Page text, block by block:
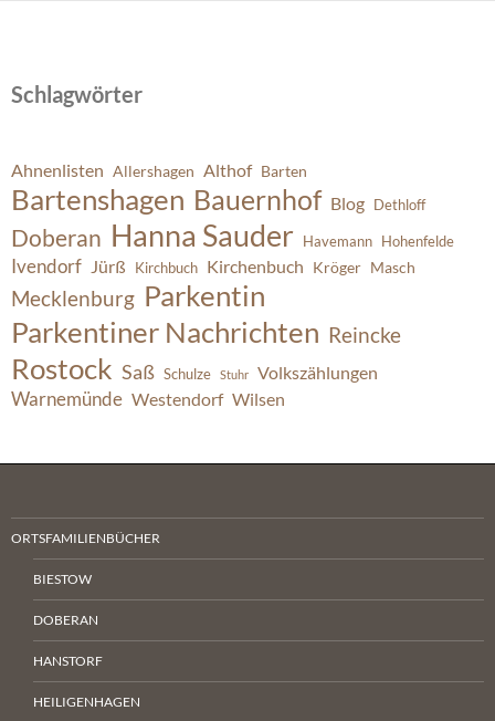
Schlagwörter
Ahnenlisten Allershagen Althof Barten
Bartenshagen Bauernhof Blog Dethloff
Doberan Hanna Sauder Havemann Hohenfelde
Ivendorf Jürß Kirchbuch Kirchenbuch Kröger Masch
Mecklenburg Parkentin
Parkentiner Nachrichten Reincke
Rostock Saß Schulze Stuhr Volkszählungen
Warnemünde Westendorf Wilsen
ORTSFAMILIENBÜCHER
BIESTOW
DOBERAN
HANSTORF
HEILIGENHAGEN